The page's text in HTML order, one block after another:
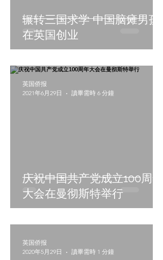
辗转三国求学 中国脑瘫男孩
在英国创业
庆祝中国共产党成立100周年
大会在曼彻斯特举行
英国侨报
2021年6月29日
讀畢需時 6 分鐘
英国侨报
2020年5月29日
讀畢需時 1 分鐘